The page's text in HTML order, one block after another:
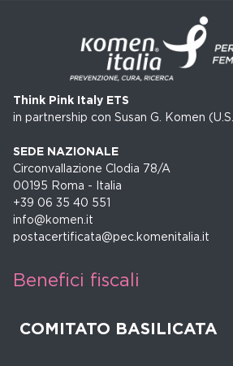
Think Pink Italy ETS
in partnership con Susan G. Komen
SEDE NAZIONALE
Circonvallazione Clodia 78/A
00195 Roma - Italia
+39 06 35 40 551
info@komen.it
postacertificata@pec.komenitalia.it
Benefici fiscali
COMITATO BASILICATA